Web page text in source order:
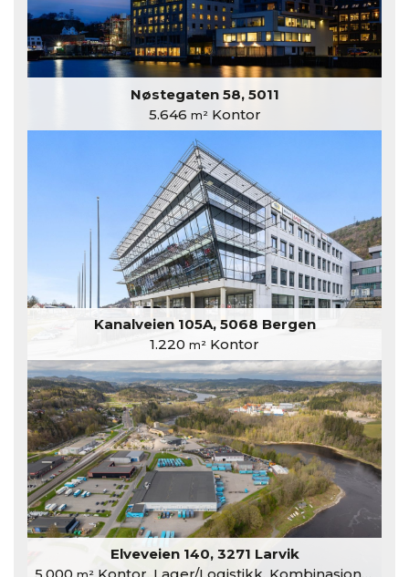
Nøstegaten 58, 5011
5.646 m²Kontor
Kanalveien 105A, 5068 Bergen
1.220 m² Kontor
Elveveien 140, 3271 Larvik